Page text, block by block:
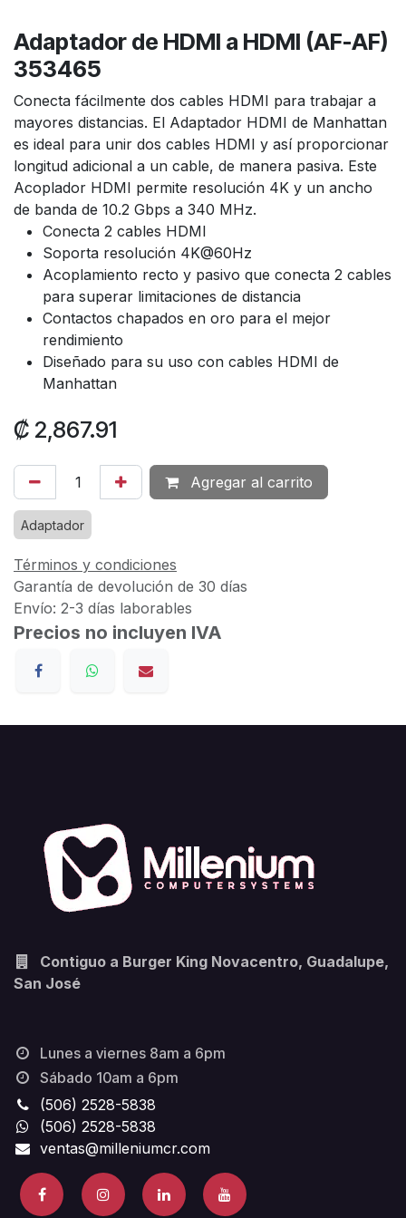
Adaptador de HDMI a HDMI (AF-AF)
353465
Conecta fácilmente dos cables HDMI para trabajar a
mayores distancias. El Adaptador HDMI de Manhattan
es ideal para unir dos cables HDMI y así proporcionar
longitud adicional a un cable, de manera pasiva. Este
Acoplador HDMI permite resolución 4K y un ancho
de banda de 10.2 Gbps a 340 MHz.
Conecta 2 cables HDMI
Soporta resolución 4K@60Hz
Acoplamiento recto y pasivo que conecta 2 cables
para superar limitaciones de distancia
Contactos chapados en oro para el mejor
rendimiento
Diseñado para su uso con cables HDMI de
Manhattan
₡ 2,867.91
Agregar al carrito
Adaptador
Términos y condiciones
Garantía de devolución de 30 días
Envío: 2-3 días laborables
Precios no incluyen IVA
Contiguo a Burger King Novacentro, Guadalupe,
San José
Lunes a viernes 8am a 6pm
Sábado 10am a 6pm
(506) 2528-5838
(506) 2528-5838
ventas@milleniumcr.com